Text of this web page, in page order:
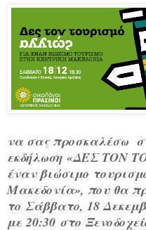
να σας προσκαλέσω
εκδήλωση «ΔΕΣ ΤΟΝ
έναν βιώσιμο
Μακεδονία», που θα
το Σάββατο, 18
με 20:30 στο